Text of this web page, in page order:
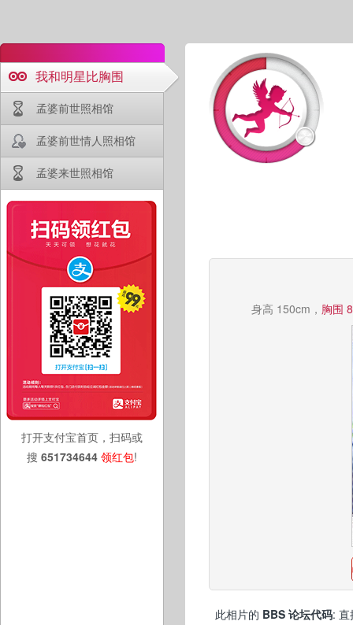
我和明星比胸围
孟婆前世照相馆
孟婆前世情人照相馆
孟婆来世照相馆
打开支付宝首页，扫码或
搜 651734644 领红包!
身高 150cm， 胸围
此相片的 BBS 论坛代码: 直